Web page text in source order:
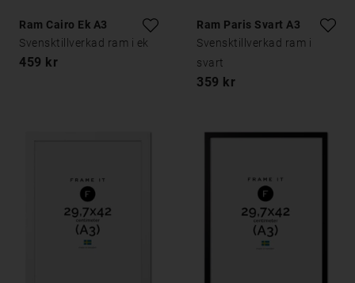
Ram Cairo Ek A3
Svensktillverkad ram i ek
459 kr
Ram Paris Svart A3
Svensktillverkad ram i
svart
359 kr